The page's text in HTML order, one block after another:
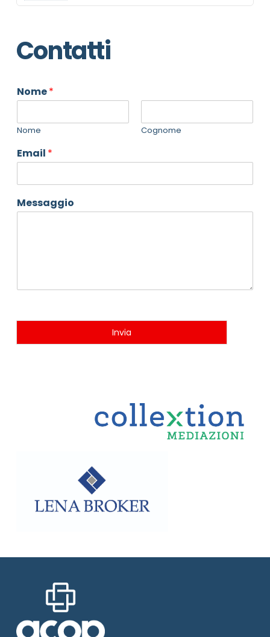
Contatti
Nome*
Nome Cognome
Email *
Messaggio
Invia